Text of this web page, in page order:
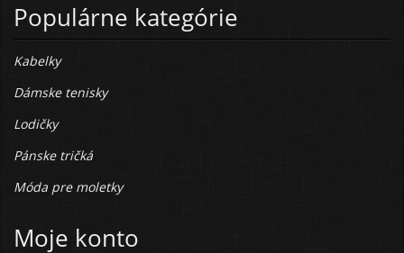
Populárne kategórie
Kabelky
Dámske tenisky
Lodičky
Pánske tričká
Móda pre moletky
Moje konto